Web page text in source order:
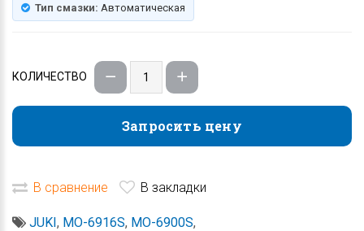
Тип смазки: Автоматическая
КОЛИЧЕСТВО
Запросить цену
Запросить цену
В сравнение В закладки
JUKI, MO-6916S, MO-6900S,